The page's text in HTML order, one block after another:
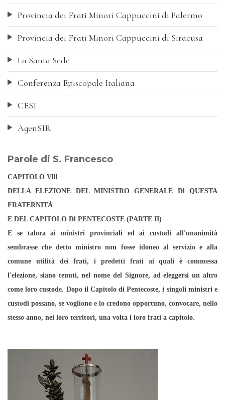
Provincia dei Frati Minori Cappuccini di Palermo
Provincia dei Frati Minori Cappuccini di Siracusa
La Santa Sede
Conferenza Episcopale Italiana
CESI
AgenSIR
Parole di S. Francesco
CAPITOLO Vlll
DELLA ELEZIONE DEL MINISTRO GENERALE Dl QUESTA
FRATERNITÀ
E DEL CAPITOLO Dl PENTECOSTE (PARTE II)
E se talora ai ministri provinciali ed ai custodi all'unanimità
sembrasse che detto ministro non fosse idoneo al servizio e alla
comune utilità dei frati, i predetti frati ai quali è commessa
l'elezione, siano tenuti, nel nome del Signore, ad eleggersi un altro
come loro custode. Dopo il Capitolo di Pentecoste, i singoli ministri e
custodi possano, se vogliono e lo credono opportuno, convocare, nello
stesso anno, nei loro territori, una volta i loro frati a capitolo.